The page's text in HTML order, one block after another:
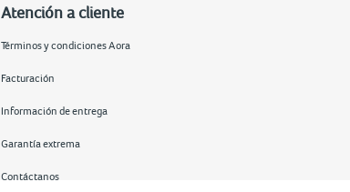
Atención a cliente
Términos y condiciones Aora
Facturación
Información de entrega
Garantía extrema
Contáctanos